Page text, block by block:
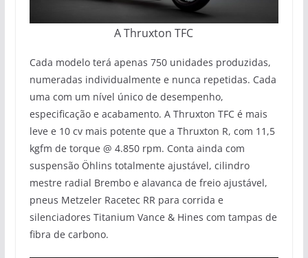
A Thruxton TFC
Cada modelo terá apenas 750 unidades produzidas,
numeradas individualmente e nunca repetidas. Cada
uma com um nível único de desempenho,
especificação e acabamento. A Thruxton TFC é mais
leve e 10 cv mais potente que a Thruxton R, com 11,5
kgfm de torque @ 4.850 rpm. Conta ainda com
suspensão Öhlins totalmente ajustável, cilindro
mestre radial Brembo e alavanca de freio ajustável,
pneus Metzeler Racetec RR para corrida e
silenciadores Titanium Vance & Hines com tampas de
fibra de carbono.